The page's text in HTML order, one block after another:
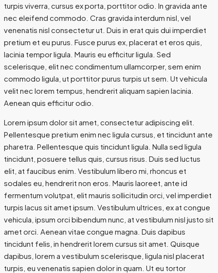
turpis viverra, cursus ex porta, porttitor odio. In gravida ante
nec eleifend commodo. Cras gravida interdum nisl, vel
venenatis nisl consectetur ut. Duis in erat quis dui imperdiet
pretium et eu purus. Fusce purus ex, placerat et eros quis,
lacinia tempor ligula. Mauris eu efficitur ligula. Sed
scelerisque, elit nec condimentum ullamcorper, sem enim
commodo ligula, ut porttitor purus turpis ut sem. Ut vehicula
velit nec lorem tempus, hendrerit aliquam sapien lacinia.
Aenean quis efficitur odio.
Lorem ipsum dolor sit amet, consectetur adipiscing elit.
Pellentesque pretium enim nec ligula cursus, et tincidunt ante
pharetra. Pellentesque quis tincidunt ligula. Nulla sed ligula
tincidunt, posuere tellus quis, cursus risus. Duis sed luctus
elit, at faucibus enim. Vestibulum libero mi, rhoncus et
sodales eu, hendrerit non eros. Mauris laoreet, ante id
fermentum volutpat, elit mauris sollicitudin orci, vel imperdiet
turpis lacus sit amet ipsum. Vestibulum ultrices, ex at congue
vehicula, ipsum orci bibendum nunc, at vestibulum nisl justo sit
amet orci. Aenean vitae congue magna. Duis dapibus
tincidunt felis, in hendrerit lorem cursus sit amet. Quisque
dapibus, lorem a vestibulum scelerisque, ligula nisl placerat
turpis, eu venenatis sapien dolor in quam. Ut eu tortor